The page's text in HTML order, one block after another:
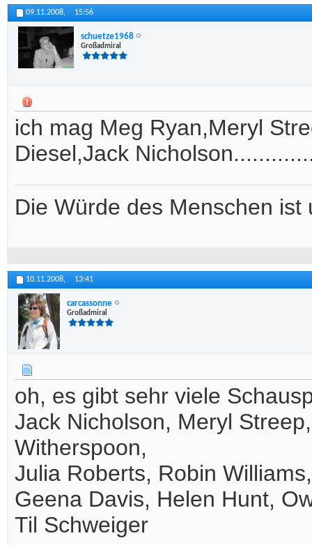
09.11.2008, 15:56
schuetze1968
Großadmiral
ich mag Meg Ryan,Meryl
Diesel,Jack
Die Würde des Menschen ist
10.11.2008, 13:41
carcassonne
Großadmiral
oh, es gibt sehr viele
Jack Nicholson, Meryl
Witherspoon,
Julia Roberts, Robin
Geena Davis, Helen Hunt,
Til Schweiger